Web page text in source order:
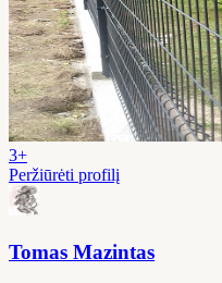
3+
Peržiūrėti profilį
Tomas Mazintas